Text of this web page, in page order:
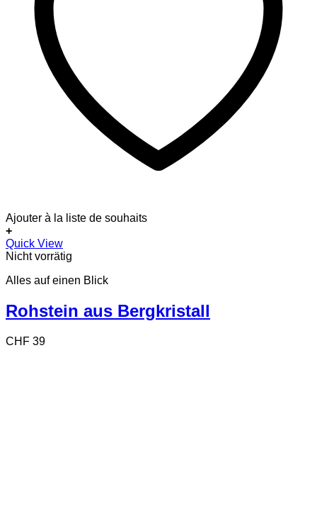
Ajouter à la liste de souhaits
+
Quick View
Nicht vorrätig
Alles auf einen Blick
Rohstein aus Bergkristall
CHF 39